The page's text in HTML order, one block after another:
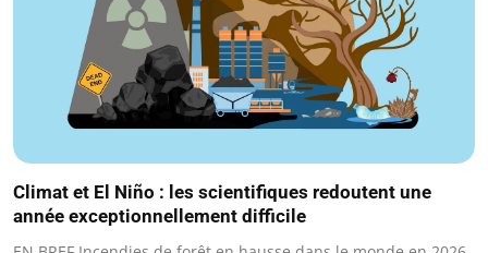
Climat et El Niño : les scientifiques redoutent une
année exceptionnellement difficile